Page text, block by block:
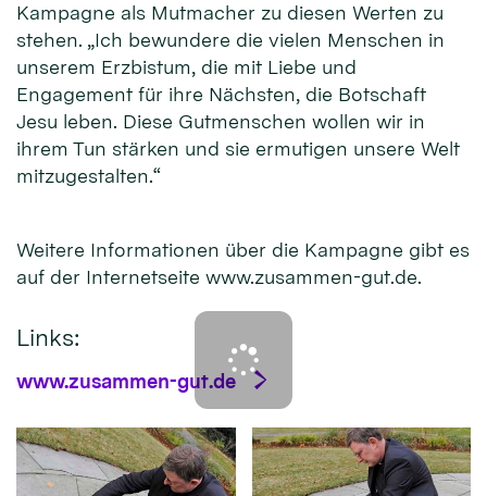
Kampagne als Mutmacher zu diesen Werten zu
stehen. „Ich bewundere die vielen Menschen in
unserem Erzbistum, die mit Liebe und
Engagement für ihre Nächsten, die Botschaft
Jesu leben. Diese Gutmenschen wollen wir in
ihrem Tun stärken und sie ermutigen unsere Welt
mitzugestalten.“
Weitere Informationen über die Kampagne gibt es
auf der Internetseite www.zusammen-gut.de.
Links:
www.zusammen-gut.de